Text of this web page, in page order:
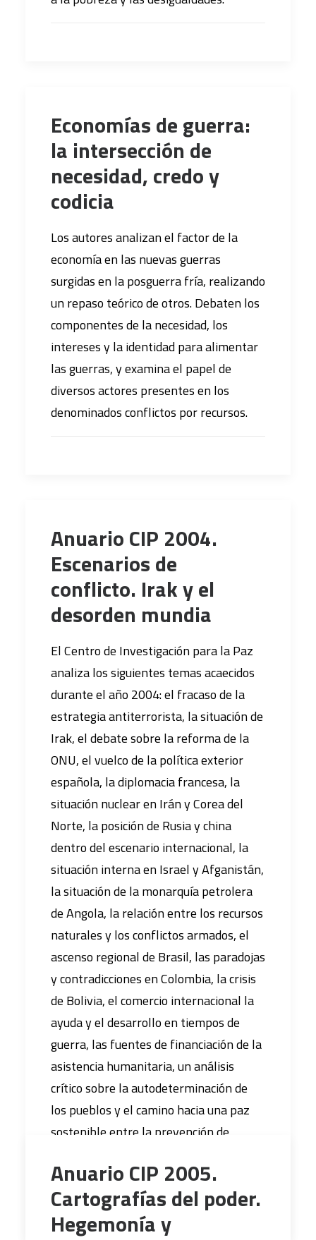
Economías de guerra:
la intersección de
necesidad, credo y
codicia
Los autores analizan el factor de la
economía en las nuevas guerras
surgidas en la posguerra fría, realizando
un repaso teórico de otros. Debaten los
componentes de la necesidad, los
intereses y la identidad para alimentar
las guerras, y examina el papel de
diversos actores presentes en los
denominados conflictos por recursos.
Anuario CIP 2004.
Escenarios de
conflicto. Irak y el
desorden mundia
El Centro de Investigación para la Paz
analiza los siguientes temas acaecidos
durante el año 2004: el fracaso de la
estrategia antiterrorista, la situación de
Irak, el debate sobre la reforma de la
ONU, el vuelco de la política exterior
española, la diplomacia francesa, la
situación nuclear en Irán y Corea del
Norte, la posición de Rusia y china
dentro del escenario internacional, la
situación interna en Israel y Afganistán,
la situación de la monarquía petrolera
de Angola, la relación entre los recursos
naturales y los conflictos armados, el
ascenso regional de Brasil, las paradojas
y contradicciones en Colombia, la crisis
de Bolivia, el comercio internacional la
ayuda y el desarrollo en tiempos de
guerra, las fuentes de financiación de la
asistencia humanitaria, un análisis
crítico sobre la autodeterminación de
los pueblos y el camino hacia una paz
sostenible entre la prevención de
posbñélica.
Anuario CIP 2005.
Cartografías del poder.
Hegemonía y